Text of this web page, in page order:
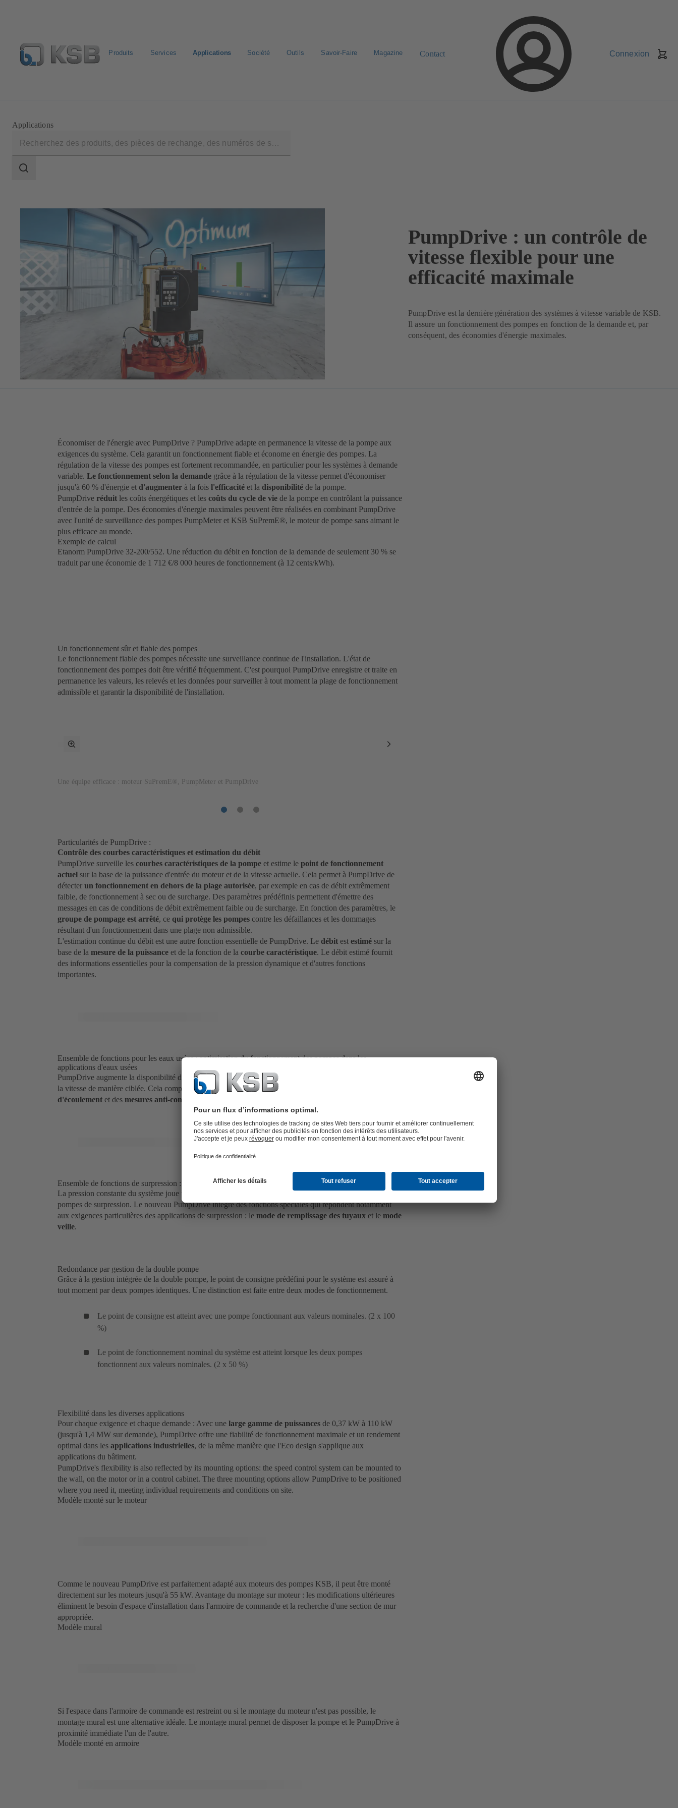
Produits Services Applications Société Outils Savoir-Faire Magazine Contact Connexion
Applications
Champ
PumpDrive : un contrôle de
vitesse flexible pour une
efficacité maximale
PumpDrive est la dernière génération des systèmes à vitesse variable de KSB.
Il assure un fonctionnement des pompes en fonction de la demande et, par
conséquent, des économies d'énergie maximales.
Économiser de l'énergie avec PumpDrive ? PumpDrive adapte en permanence la vitesse de la pompe aux
exigences du système. Cela garantit un fonctionnement fiable et économe en énergie des pompes. La
régulation de la vitesse des pompes est fortement recommandée, en particulier pour les systèmes à demande
variable. Le fonctionnement selon la demande grâce à la régulation de la vitesse permet d'économiser
jusqu'à 60 % d'énergie et d'augmenter à la fois l'efficacité et la disponibilité de la pompe.
PumpDrive réduit les coûts énergétiques et les coûts du cycle de vie de la pompe en contrôlant la puissance
d'entrée de la pompe. Des économies d'énergie maximales peuvent être réalisées en combinant PumpDrive
avec l'unité de surveillance des pompes PumpMeter et KSB SuPremE®, le moteur de pompe sans aimant le
plus efficace au monde.
Exemple de calcul
Etanorm PumpDrive 32-200/552. Une réduction du débit en fonction de la demande de seulement 30 % se
traduit par une économie de 1 712 €/8 000 heures de fonctionnement (à 12 cents/kWh).
Un fonctionnement sûr et fiable des pompes
Le fonctionnement fiable des pompes nécessite une surveillance continue de l'installation. L'état de
fonctionnement des pompes doit être vérifié fréquemment. C'est pourquoi PumpDrive enregistre et traite en
permanence les valeurs, les relevés et les données pour surveiller à tout moment la plage de fonctionnement
admissible et garantir la disponibilité de l'installation.
Une équipe efficace : moteur SuPremE®, PumpMeter et PumpDrive
Poste
Passer
écran
PostePostePoste
Particularités de PumpDrive :
Contrôle des courbes caractéristiques et estimation du débit
PumpDrive surveille les courbes caractéristiques de la pompe et estime le point de fonctionnement
actuel sur la base de la puissance d'entrée du moteur et de la vitesse actuelle. Cela permet à PumpDrive de
détecter un fonctionnement en dehors de la plage autorisée, par exemple en cas de débit extrêmement
faible, de fonctionnement à sec ou de surcharge. Des paramètres prédéfinis permettent d'émettre des
messages en cas de conditions de débit extrêmement faible ou de surcharge. En fonction des paramètres, le
groupe de pompage est arrêté, ce qui protège les pompes contre les défaillances et les dommages
résultant d'un fonctionnement dans une plage non admissible.
L'estimation continue du débit est une autre fonction essentielle de PumpDrive. Le débit est estimé sur la
base de la mesure de la puissance et de la fonction de la courbe caractéristique. Le débit estimé fournit
des informations essentielles pour la compensation de la pression dynamique et d'autres fonctions
importantes.
Ensemble de fonctions pour les eaux usées : optimisation du fonctionnement des pompes dans les
applications d'eaux usées
PumpDrive augmente la disponibilité des
pompes à eaux usées
avec des fonctions conçues pour contrôler
la vitesse de manière ciblée. Cela comprendla fonction de rinçage, la
d'écoulement et des mesures anti-contamination
Ensemble de fonctions de surpression : une pression système constante grâce à PumpDrive
La pression constante du système joue un rôle important pour garantir la disponibilité et l'efficacité des
pompes de surpression. Le nouveau PumpDrive intègre des fonctions spéciales qui répondent notamment
aux exigences particulières des applications de surpression : le mode de remplissage des tuyaux et le mode
veille.
Redondance par gestion de la double pompe
Grâce à la gestion intégrée de la double pompe, le point de consigne prédéfini pour le système est assuré à
tout moment par deux pompes identiques. Une distinction est faite entre deux modes de fonctionnement.
Le point de consigne est atteint avec une pompe fonctionnant aux valeurs nominales. (2 x 100
%)
Le point de fonctionnement nominal du système est atteint lorsque les deux pompes
fonctionnent aux valeurs nominales. (2 x 50 %)
Flexibilité dans les diverses applications
Pour chaque exigence et chaque demande : Avec une large gamme de puissances de 0,37 kW à 110 kW
(jusqu'à 1,4 MW sur demande), PumpDrive offre une fiabilité de fonctionnement maximale et un rendement
optimal dans les applications industrielles, de la même manière que l'Eco design s'applique aux
applications du bâtiment.
PumpDrive's flexibility is also reflected by its mounting options: the speed control system can be mounted to
the wall, on the motor or in a control cabinet. The three mounting options allow PumpDrive to be positioned
where you need it, meeting individual requirements and conditions on site.
Modèle monté sur le moteur
Comme le nouveau PumpDrive est parfaitement adapté aux moteurs des pompes KSB, il peut être monté
directement sur les moteurs jusqu'à 55 kW. Avantage du montage sur moteur : les modifications ultérieures
éliminent le besoin d'espace d'installation dans l'armoire de commande et la recherche d'une section de mur
appropriée.
Modèle mural
Si l'espace dans l'armoire de commande est restreint ou si le montage du moteur n'est pas possible, le
montage mural est une alternative idéale. Le montage mural permet de disposer la pompe et le PumpDrive à
proximité immédiate l'un de l'autre.
Modèle monté en armoire